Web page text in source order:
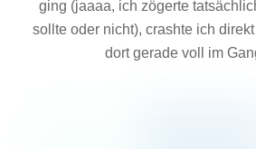
ging (jaaaa, ich zögerte
sollte oder nicht), crashte ich
dort gerade voll im